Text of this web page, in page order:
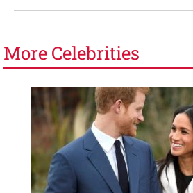
More Celebrities